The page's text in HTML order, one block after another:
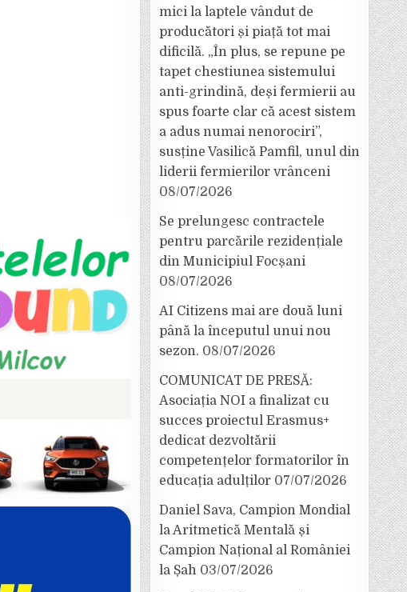
mici la laptele vândut de
producători și piață tot mai
dificilă. „În plus, se repune pe
tapet chestiunea sistemului
anti-grindină, deși fermierii au
spus foarte clar că acest sistem
a adus numai nenorociri”,
susține Vasilică Pamfil, unul din
liderii fermierilor vrânceni
08/07/2026
Se prelungesc contractele
pentru parcările rezidențiale
din Municipiul Focșani
08/07/2026
AI Citizens mai are două luni
până la începutul unui nou
sezon. 08/07/2026
COMUNICAT DE PRESĂ:
Asociația NOI a finalizat cu
succes proiectul Erasmus+
dedicat dezvoltării
competențelor formatorilor în
educația adulților 07/07/2026
Daniel Sava, Campion Mondial
la Aritmetică Mentală și
Campion Național al României
la Șah 03/07/2026